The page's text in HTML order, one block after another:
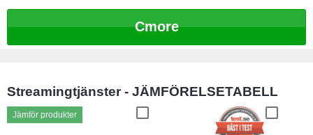
Cmore
Streamingtjänster - JÄMFÖRELSETABELL
Jämför produkter
Jämför produkter